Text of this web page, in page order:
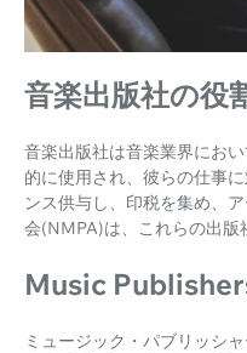
音楽出版社の役
音楽出版社は音楽業界にお
的に使用され、彼らの仕事
ンス供与し、印税を集め、
会(NMPA)は、これらの出版
Music
ミュージック・パブリッシ